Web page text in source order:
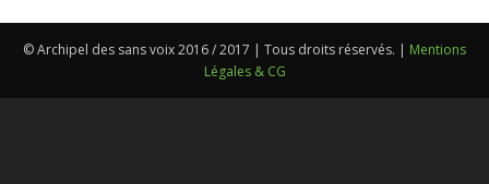
© Archipel des sans voix 2016 / 2017 | Tous droits réservés. | Mentions
Légales & CG